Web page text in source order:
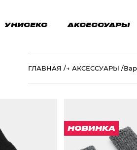
УНИСЕКС АКСЕССУАРЫ
ГЛАВНАЯ → АКСЕССУАРЫ
БЕЛЫЙ
НОВИНКА
ВАРЕЖКИ